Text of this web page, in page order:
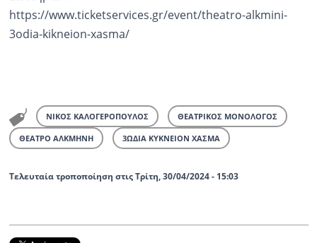
https://www.ticketservices.gr/event/theatro-alkmini-
3odia-kikneion-xasma/
ΝΙΚΟΣ ΚΑΛΟΓΕΡΟΠΟΥΛΟΣ ΘΕΑΤΡΙΚΟΣ ΜΟΝΟΛΟΓΟΣ
ΘΕΑΤΡΟ ΑΛΚΜΗΝΗ 3ΩΔΙΑ ΚΥΚΝΕΙΟΝ ΧΑΣΜΑ
Τελευταία τροποποίηση στις Τρίτη, 30/04/2024 - 15:03